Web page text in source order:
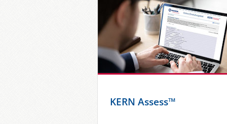
KERN Assess™